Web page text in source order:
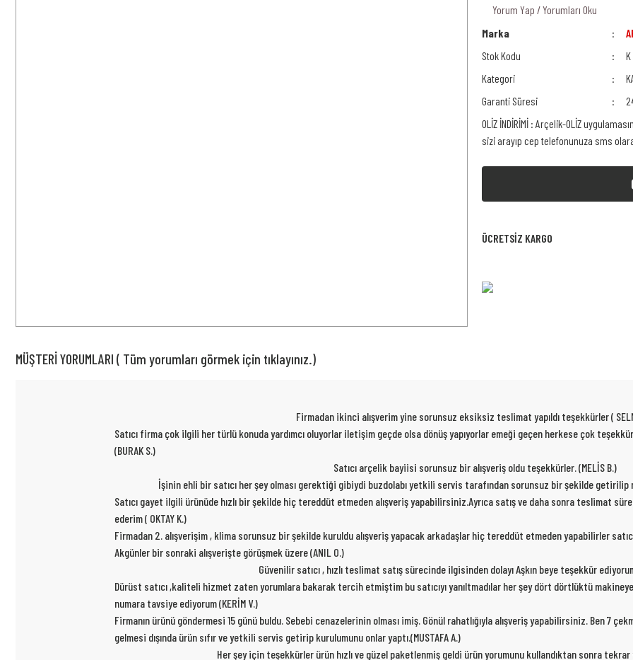
Yorum Yap / Yorumları Oku
Marka
Stok Kodu
Kategori
Garanti Süresi
OLİZ İNDİRİMİ : Arçelik-OLİZ
sizi arayıp cep telefonunuza sms
ÜCRETSİZ KARGO
MÜŞTERİ YORUMLARI ( Tüm yorumları görmek için tıklayınız.)
Firmadan ikinci alışverim yine sorunsuz eksiksiz teslimat yapıldı teşekkürler (
Satıcı firma çok ilgili her türlü konuda yardımcı oluyorlar iletişim geçde olsa dönüş yapıyorlar emeği geçen herkese çok
(BURAK S.)
Satıcı arçelik bayiisi sorunsuz bir alışveriş oldu teşekkürler. (MELİS B.)
İşinin ehli bir satıcı her şey olması gerektiği gibiydi buzdolabı yetkili servis tarafından sorunsuz bir şekilde getirilip
Satıcı gayet ilgili ürünüde hızlı bir şekilde hiç tereddüt etmeden alışveriş yapabilirsiniz.Ayrıca satış ve daha sonra teslimat
ederim ( OKTAY K.)
Firmadan 2. alışverişim , klima sorunsuz bir şekilde kuruldu alışveriş yapacak arkadaşlar hiç tereddüt etmeden yapabilirler
Akgünler bir sonraki alışverişte görüşmek üzere (ANIL O.)
Güvenilir satıcı , hızlı teslimat satış sürecinde ilgisinden dolayı Aşkın beye teşekkür ediyorum
Dürüst satıcı ,kaliteli hizmet zaten yorumlara bakarak tercih etmiştim bu satıcıyı yanıltmadılar her şey dört dörtlüktü
numara tavsiye ediyorum (KERİM V.)
Firmanın ürünü göndermesi 15 günü buldu. Sebebi cenazelerinin olması imiş. Gönül rahatlığıyla alışveriş yapabilirsiniz. Ben 7
gelmesi dışında ürün sıfır ve yetkili servis getirip kurulumunu onlar yaptı.(MUSTAFA A.)
Her şey için teşekkürler ürün hızlı ve güzel paketlenmiş geldi ürün yorumunu kullandıktan sonra tekrar